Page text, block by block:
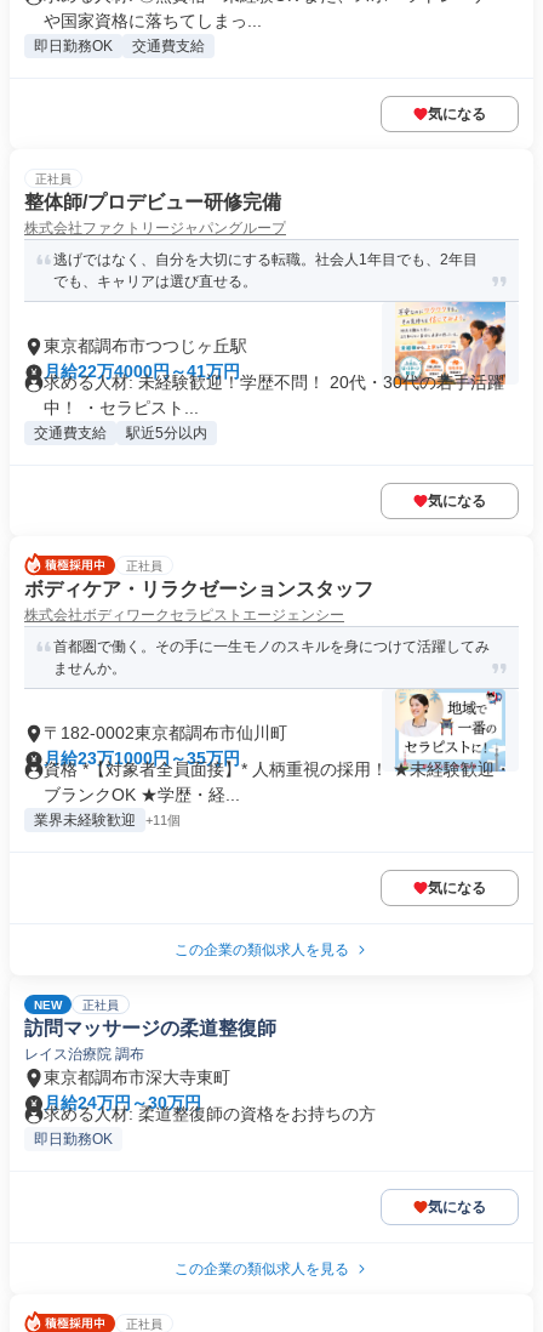
や国家資格に落ちてしまっ...
即日勤務OK 交通費支給
気になる
正社員
整体師/プロデビュー研修完備
株式会社ファクトリージャパングループ
逃げではなく、自分を大切にする転職。社会人1年目でも、2年目
でも、キャリアは選び直せる。
東京都調布市つつじヶ丘駅
月給22万4000円～41万円
求める人材: 未経験歓迎！学歴不問！ 20代・30代の若手活躍
中！ ・セラピスト...
交通費支給 駅近5分以内
気になる
正社員
ボディケア・リラクゼーションスタッフ
株式会社ボディワークセラピストエージェンシー
首都圏で働く。その手に一生モノのスキルを身につけて活躍してみ
ませんか。
〒182-0002東京都調布市仙川町
月給23万1000円～35万円
資格 *【対象者全員面接】* 人柄重視の採用！ ★未経験歓迎・
ブランクOK ★学歴・経...
業界未経験歓迎 +11個
気になる
この企業の類似求人を見る
NEW 正社員
訪問マッサージの柔道整復師
レイス治療院 調布
東京都調布市深大寺東町
月給24万円～30万円
求める人材: 柔道整復師の資格をお持ちの方
即日勤務OK
気になる
この企業の類似求人を見る
正社員